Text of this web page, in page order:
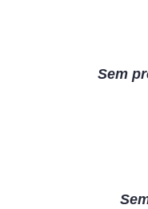
Sem